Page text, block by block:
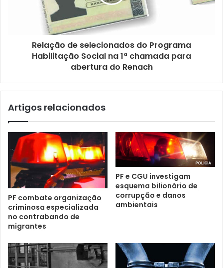
Relação de selecionados do Programa
Habilitação Social na 1ª chamada para
abertura do Renach
Artigos relacionados
PF combate organização
criminosa especializada
no contrabando de
migrantes
PF e CGU investigam
esquema bilionário de
corrupção e danos
ambientais